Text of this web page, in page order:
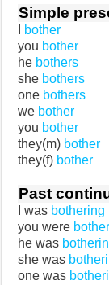
Simple
bother
you bother
he bothers
she bothers
one bothers
we bother
you bother
they(m) bother
they(f) bother
Past
I was bothering
you were
he was
she was
one was